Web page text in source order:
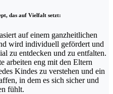
das auf Vielfalt setzt:
auf einem ganzheitlichen
wird individuell gefördert und
zu entdecken und zu entfalten.
arbeiten eng mit den Eltern
Kindes zu verstehen und ein
in dem es sich sicher und
fühlt.